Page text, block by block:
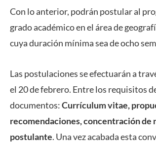
Con lo anterior, podrán postular al
grado académico en el área de
cuya duración mínima sea de ocho
Las postulaciones se efectuarán a
el 20 de febrero. Entre los requisitos
documentos:Currículum vitae,
recomendaciones, concentración de
postulante. Una vez acabada esta